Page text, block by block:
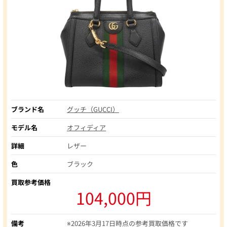
ブランド名
グッチ（GUCCI）
モデル名
オフィディア
詳細
レザー
色
ブラック
買取参考価格
104,000円
備考 ※2026年3月17日時点の参考買取価格です